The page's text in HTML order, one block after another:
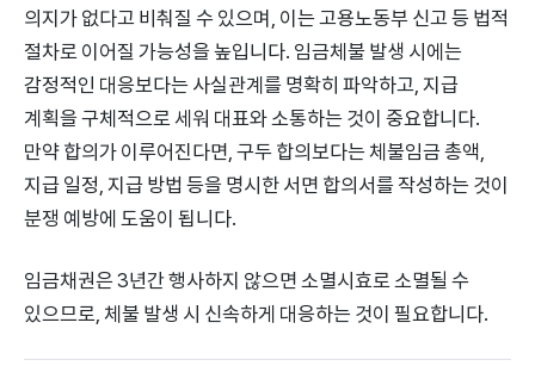
의지가 없다고 비춰질 수 있으며, 이는 고용노동부 신고 등 법적
절차로 이어질 가능성을 높입니다. 임금체불 발생 시에는
감정적인 대응보다는 사실관계를 명확히 파악하고, 지급
계획을 구체적으로 세워 대표와 소통하는 것이 중요합니다.
만약 합의가 이루어진다면, 구두 합의보다는 체불임금 총액,
지급 일정, 지급 방법 등을 명시한 서면 합의서를 작성하는 것이
분쟁 예방에 도움이 됩니다.
임금채권은 3년간 행사하지 않으면 소멸시효로 소멸될 수
있으므로, 체불 발생 시 신속하게 대응하는 것이 필요합니다.